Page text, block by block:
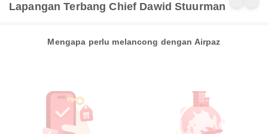
Lapangan Terbang Chief Dawid Stuurman
Mengapa perlu melancong dengan Airpaz